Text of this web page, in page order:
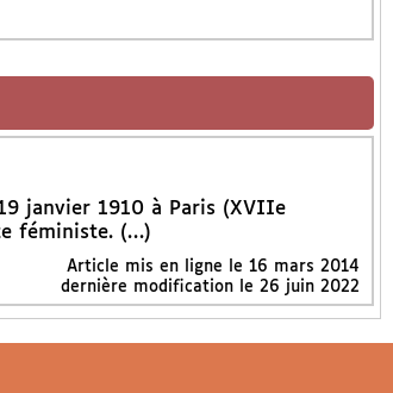
janvier 1910 à Paris (XVIIe
féministe. (…)
Article mis en ligne le 16 mars 2014
dernière modification le 26 juin 2022